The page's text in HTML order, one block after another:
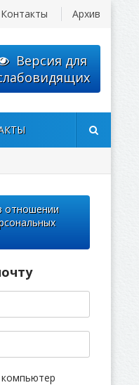
Версия для
Контакты Архив
отношении